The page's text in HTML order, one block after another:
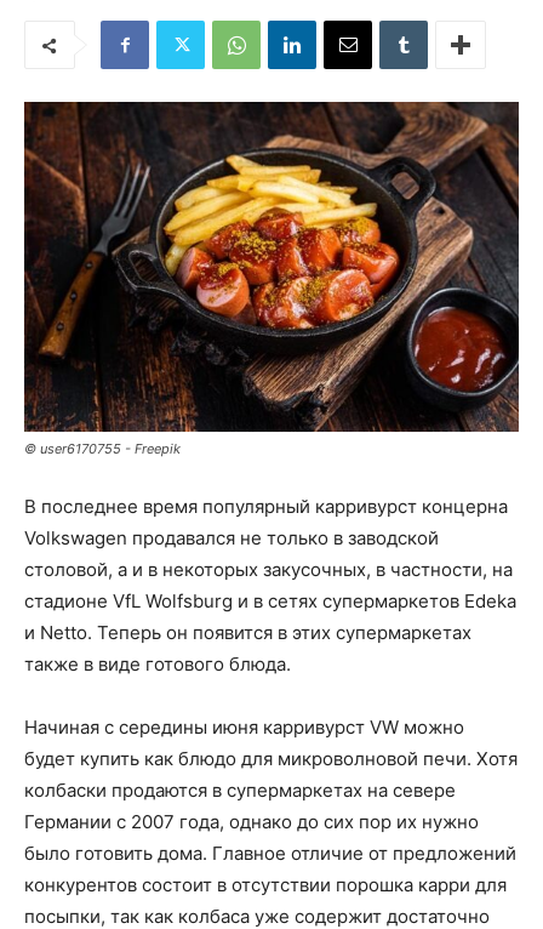
© user6170755 - Freepik
В последнее время популярный карривурст концерна
Volkswagen продавался не только в заводской
столовой, а и в некоторых закусочных, в частности, на
стадионе VfL Wolfsburg и в сетях супермаркетов Edeka
и Netto. Теперь он появится в этих супермаркетах
также в виде готового блюда.
Начиная с середины июня карривурст VW можно
будет купить как блюдо для микроволновой печи. Хотя
колбаски продаются в супермаркетах на севере
Германии с 2007 года, однако до сих пор их нужно
было готовить дома. Главное отличие от предложений
конкурентов состоит в отсутствии порошка карри для
посыпки, так как колбаса уже содержит достаточно